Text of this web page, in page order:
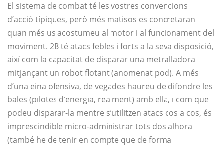
El sistema de combat té les vostres convencions
d’acció típiques, però més matisos es concretaran
quan més us acostumeu al motor i al funcionament del
moviment. 2B té atacs febles i forts a la seva disposició,
així com la capacitat de disparar una metralladora
mitjançant un robot flotant (anomenat pod). A més
d’una eina ofensiva, de vegades haureu de difondre les
bales (pilotes d’energia, realment) amb ella, i com que
podeu disparar-la mentre s’utilitzen atacs cos a cos, és
imprescindible micro-administrar tots dos alhora
(també he de tenir en compte que de forma